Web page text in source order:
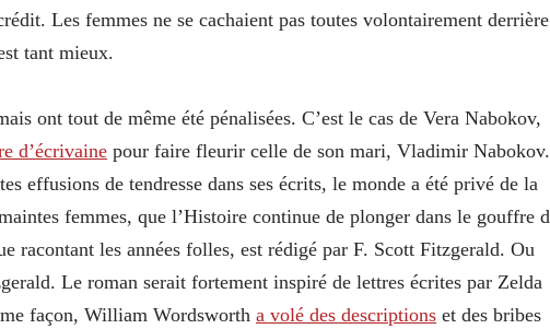
Les femmes ne se cachaient pas toutes volontairement derrière
tant mieux.
ont tout de même été pénalisées. C’est le cas de Vera Nabokov,
d’écrivaine pour faire fleurir celle de son mari, Vladimir Nabokov.
effusions de tendresse dans ses écrits, le monde a été privé de la
femmes, que l’Histoire continue de plonger dans le gouffre
racontant les années folles, est rédigé par F. Scott Fitzgerald. Ou
Le roman serait fortement inspiré de lettres écrites par Zelda
façon, William Wordsworth a volé des descriptions et des bribes